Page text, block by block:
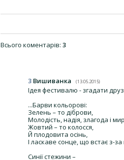
Всього коментарів:3
3 Вишиванка (13.05.2015)
Ідея фестивалю - згадати
...Барви кольорові:
Зелень – то діброви,
Молодість, надія, злагода і
Жовтий – то колосся,
Й плодовита осінь,
І ласкаве сонце, що встає з-за
Синії стежини –